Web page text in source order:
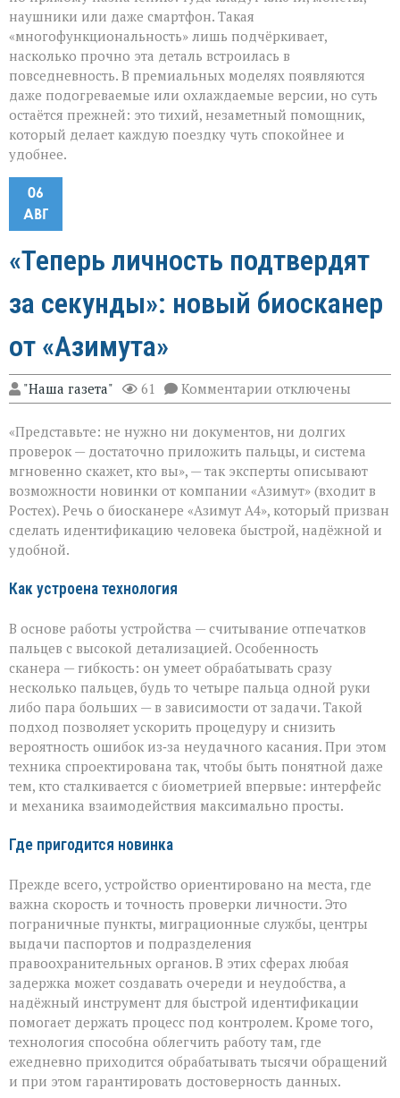
наушники или даже смартфон. Такая
«многофункциональность» лишь подчёркивает,
насколько прочно эта деталь встроилась в
повседневность. В премиальных моделях появляются
даже подогреваемые или охлаждаемые версии, но суть
остаётся прежней: это тихий, незаметный помощник,
который делает каждую поездку чуть спокойнее и
удобнее.
06
АВГ
«Теперь личность подтвердят
за секунды»: новый биосканер
от «Азимута»
"Наша газета" 61 Комментарии к
записи
личность
подтвердят
за
секунды»:
новый
биосканер
от
«Азимута»
отключены
«Представьте: не нужно ни документов, ни долгих
проверок — достаточно приложить пальцы, и система
мгновенно скажет, кто вы», — так эксперты описывают
возможности новинки от компании «Азимут» (входит в
Ростех). Речь о биосканере «Азимут А4», который призван
сделать идентификацию человека быстрой, надёжной и
удобной.
Как устроена технология
В основе работы устройства — считывание отпечатков
пальцев с высокой детализацией. Особенность
сканера — гибкость: он умеет обрабатывать сразу
несколько пальцев, будь то четыре пальца одной руки
либо пара больших — в зависимости от задачи. Такой
подход позволяет ускорить процедуру и снизить
вероятность ошибок из‑за неудачного касания. При этом
техника спроектирована так, чтобы быть понятной даже
тем, кто сталкивается с биометрией впервые: интерфейс
и механика взаимодействия максимально просты.
Где пригодится новинка
Прежде всего, устройство ориентировано на места, где
важна скорость и точность проверки личности. Это
пограничные пункты, миграционные службы, центры
выдачи паспортов и подразделения
правоохранительных органов. В этих сферах любая
задержка может создавать очереди и неудобства, а
надёжный инструмент для быстрой идентификации
помогает держать процесс под контролем. Кроме того,
технология способна облегчить работу там, где
ежедневно приходится обрабатывать тысячи обращений
и при этом гарантировать достоверность данных.